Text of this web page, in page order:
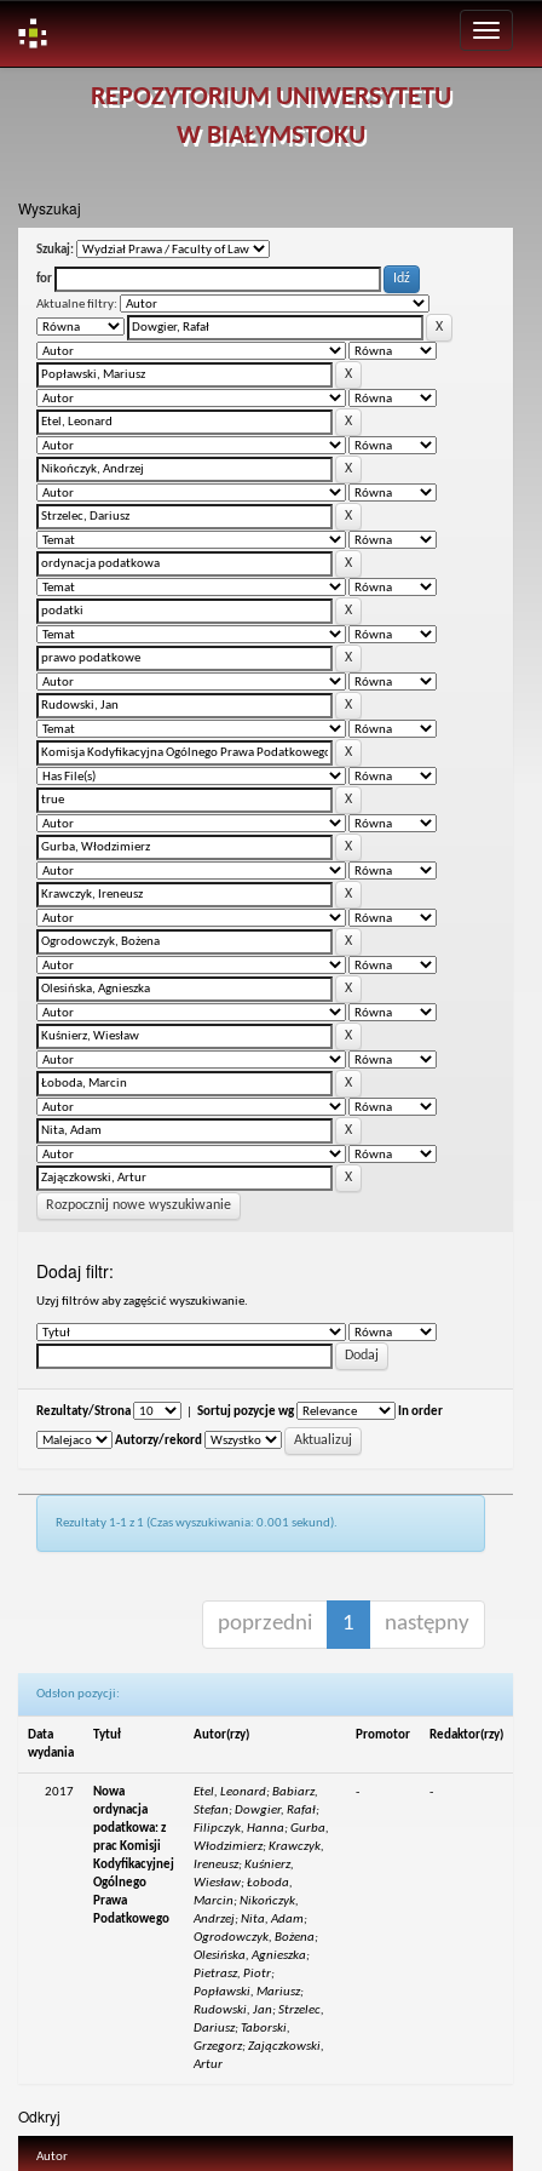
REPOZYTORIUM UNIWERSYTETU
W BIAŁYMSTOKU
Wyszukaj
Szukaj:
for
Aktualne filtry:
Rozpocznij nowe wyszukiwanie
Dodaj filtr:
Uzyj filtrów aby zagęścić wyszukiwanie.
Rezultaty/Strona Sortuj pozycje wg In order
Autorzy/rekord
Rezultaty 1-1 z 1 (Czas wyszukiwania: 0.001 sekund).
poprzedni 1 następny
Odsłon pozycji:
Data
wydania
Tytuł Autor(rzy) Promotor Redaktor(rzy)
2017
Nowa
ordynacja
podatkowa: z
prac Komisji
Kodyfikacyjnej
Ogólnego
Prawa
Podatkowego
Etel, Leonard; Babiarz,
Stefan; Dowgier, Rafał;
Filipczyk, Hanna; Gurba,
Włodzimierz; Krawczyk,
Ireneusz; Kuśnierz,
Wiesław; Łoboda,
Marcin; Nikończyk,
Andrzej; Nita, Adam;
Ogrodowczyk, Bożena;
Olesińska, Agnieszka;
Pietrasz, Piotr;
Popławski, Mariusz;
Rudowski, Jan; Strzelec,
Dariusz; Taborski,
Grzegorz; Zajączkowski,
Artur
- -
Odkryj
Autor